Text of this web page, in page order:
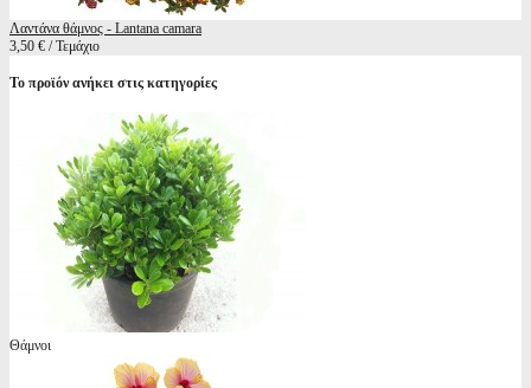
Λαντάνα θάμνος - Lantana camara
3,50 € / Τεμάχιο
Το προϊόν ανήκει στις κατηγορίες
Θάμνοι